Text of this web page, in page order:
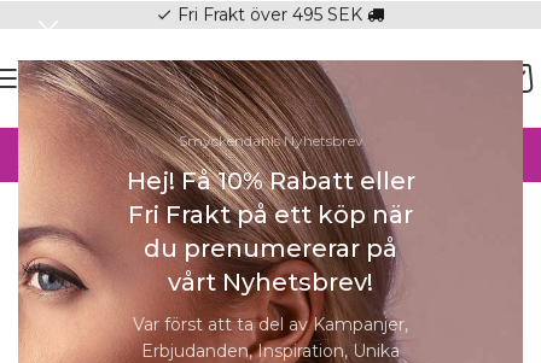
Smyckendahls Nyhetsbrev
Hej! Få 10% Rabatt eller
Fri Frakt på ett köp när
du prenumererar på
vårt Nyhetsbrev!
Var först att ta del av Kampanjer,
Erbjudanden, Inspiration, Unika
checkFri Frakt över 495 SEK
SOMMAR-REA HOS SMYCKENDAHLS,
UPP TILL 25%
Halsband online/Halsband Herr
-25%
Förstora